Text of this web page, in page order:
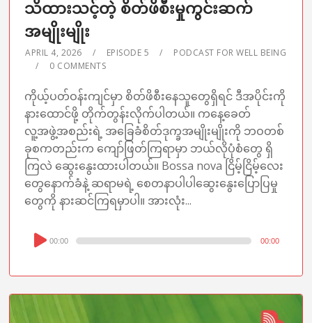
သိထားသင့်တဲ့ စိတ်ဖိစီးမှုကွင်းဆက်
အမျိုးမျိုး
APRIL 4, 2026 EPISODE 5
PODCAST FOR WELL BEING
0 COMMENTS
ကိုယ့်ပတ်ဝန်းကျင်မှာ စိတ်ဖိစီးနေသူတွေရှိရင် ဒီအပိုင်းကို
နားထောင်ဖို့ တိုက်တွန်းလိုက်ပါတယ်။ ကနေ့ခေတ်
လူ့အဖွဲ့အစည်းရဲ့ အခြေခံစိတ်ဒုက္ခအမျိုးမျိုးကို ‌ဘဝတစ်
ခုစကတည်းက‌ ကျော်ဖြတ်ကြရာမှာ ဘယ်လိုပုံစံ‌တွေ ရှိ
ကြလဲ ဆွေးနွေးထားပါတယ်။ Bossa nova ငြိမ့်ငြိမ့်လေး
တွေနောက်ခံနဲ့ ဆရာမရဲ့ စေတနာပါပါဆွေးနွေးပြောပြမှု
တွေကို နားဆင်ကြရမှာပါ။ အားလုံး...
Audio
Player
00:00 00:00